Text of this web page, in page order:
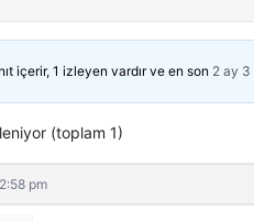
içerir, 1 izleyen vardır ve en son 2 ay
(toplam 1)
pm